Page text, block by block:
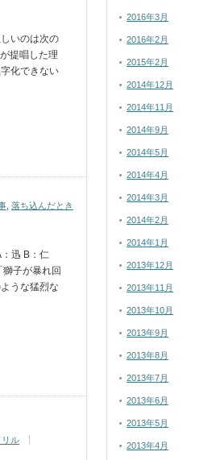
いのは次の
提唱した理
化できない
落ち込んだとき
迅 B：仁
獅子が暴れ回
うな猛烈な
リル
2016年3月
2016年2月
2015年2月
2014年12月
2014年11月
2014年9月
2014年5月
2014年4月
2014年3月
2014年2月
2014年1月
2013年12月
2013年11月
2013年10月
2013年9月
2013年8月
2013年7月
2013年6月
2013年5月
2013年4月